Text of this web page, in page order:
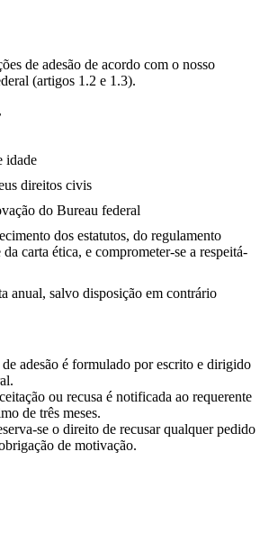
de adesão de acordo com o nosso
(artigos 1.2 e 1.3).
idade
direitos civis
do Bureau federal
dos estatutos, do regulamento
carta ética, e comprometer-se a respeitá-
anual, salvo disposição em contrário
adesão é formulado por escrito e dirigido
ou recusa é notificada ao requerente
de três meses.
se o direito de recusar qualquer pedido
de motivação.